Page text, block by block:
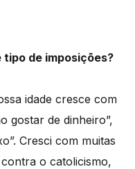
tipo de imposições?
idade cresce com
gostar de dinheiro”,
Cresci com muitas
o catolicismo,